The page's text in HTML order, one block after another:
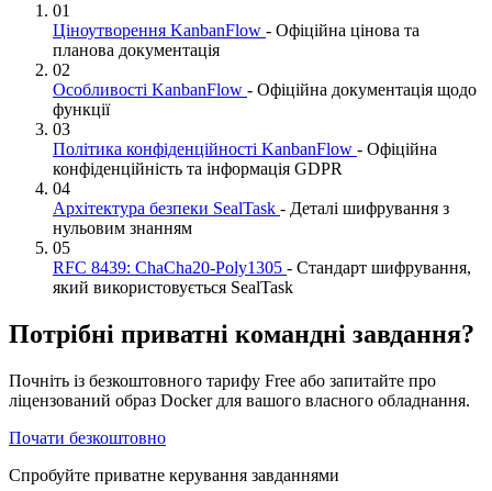
01
Ціноутворення KanbanFlow - Офіційна цінова та
планова документація
02
Особливості KanbanFlow - Офіційна документація щодо
функції
03
Політика конфіденційності KanbanFlow - Офіційна
конфіденційність та інформація GDPR
04
Архітектура безпеки SealTask - Деталі шифрування з
нульовим знанням
05
RFC 8439: ChaCha20-Poly1305 - Стандарт шифрування,
який використовується SealTask
Потрібні приватні командні завдання?
Почніть із безкоштовного тарифу Free або запитайте про
ліцензований образ Docker для вашого власного обладнання.
Почати безкоштовно
Спробуйте приватне керування завданнями